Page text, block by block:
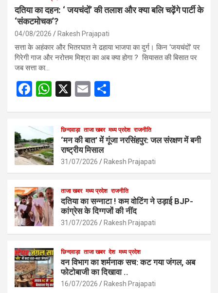
दतिया का दहन: ‘ जयचंदों’ की तलाश और क्या बलि चढ़ेंगे पार्टी के
‘संकटमोचक’?
04/08/2026 Rakesh Prajapati
सत्ता के अहंकार और भितरघात ने ढहाया भाजपा का दुर्ग। किन ‘जयचंदों’ पर
गिरेगी गाज और नरोत्तम मिश्रा का अब क्या होगा ? सियासत की बिसात पर
जब सत्ता का…
F
b
o
o
k
W
s
A
p
p
X
E
e
छिन्दवाड़ा ताजा खबर मध्य प्रदेश राजनीति
‘मन की बात’ में गूंजा नरसिंहपुर: जल संरक्षण में बनी
राष्ट्रीय मिसाल
31/07/2026 Rakesh Prajapati
ताजा खबर मध्य प्रदेश राजनीति
दतिया का सन्नाटा ! कम वोटिंग ने उड़ाई BJP-
कांग्रेस के दिग्गजों की नींद
31/07/2026 Rakesh Prajapati
छिन्दवाड़ा ताजा खबर देश मध्य प्रदेश
वन विभाग का शर्मनाक सच: कट गया जंगल, अब
फोटोबाजी का दिखावा ..
16/07/2026 Rakesh Prajapati